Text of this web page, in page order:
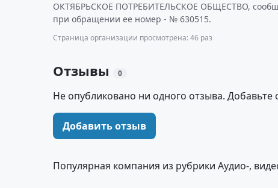
ОКТЯБРЬСКОЕ ПОТРЕБИТЕЛЬСКОЕ ОБЩЕСТВО,
при обращении ее номер - № 630515.
Страница организации просмотрена: 46 раз
Отзывы 0
Не опубликовано ни одного отзыва. Добавьте
Добавить отзыв
Популярная компания из рубрики Аудио-,